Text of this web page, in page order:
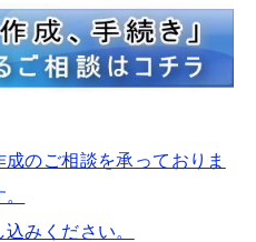
のご相談を承っておりま
みください。